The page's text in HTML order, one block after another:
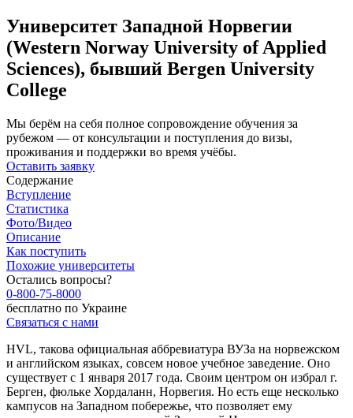
Университет Западной Норвегии
(Western Norway University of Applied
Sciences), бывший Bergen University
College
Мы берём на себя полное сопровождение обучения за
рубежом — от консультации и поступления до визы,
проживания и поддержки во время учёбы.
Оставить заявку
Содержание
Вступление
Статистика
Фото/Видео
Описание
Как поступить
Похожие университеты
Остались вопросы?
0-800-75-8000
бесплатно по Украине
Связаться с нами
HVL, такова официальная аббревиатура ВУЗа на норвежском
и английском языках, совсем новое учебное заведение. Оно
существует с 1 января 2017 года. Своим центром он избрал г.
Берген, фюльке Хордаланн, Норвегия. Но есть еще несколько
кампусов на Западном побережье, что позволяет ему